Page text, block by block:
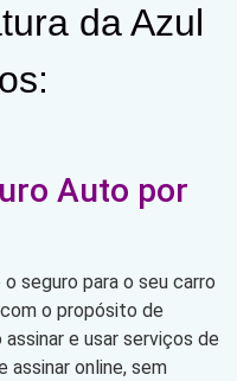
da Azul
Auto por
seguro para o seu carro
o propósito de
e usar serviços de
assinar online, sem